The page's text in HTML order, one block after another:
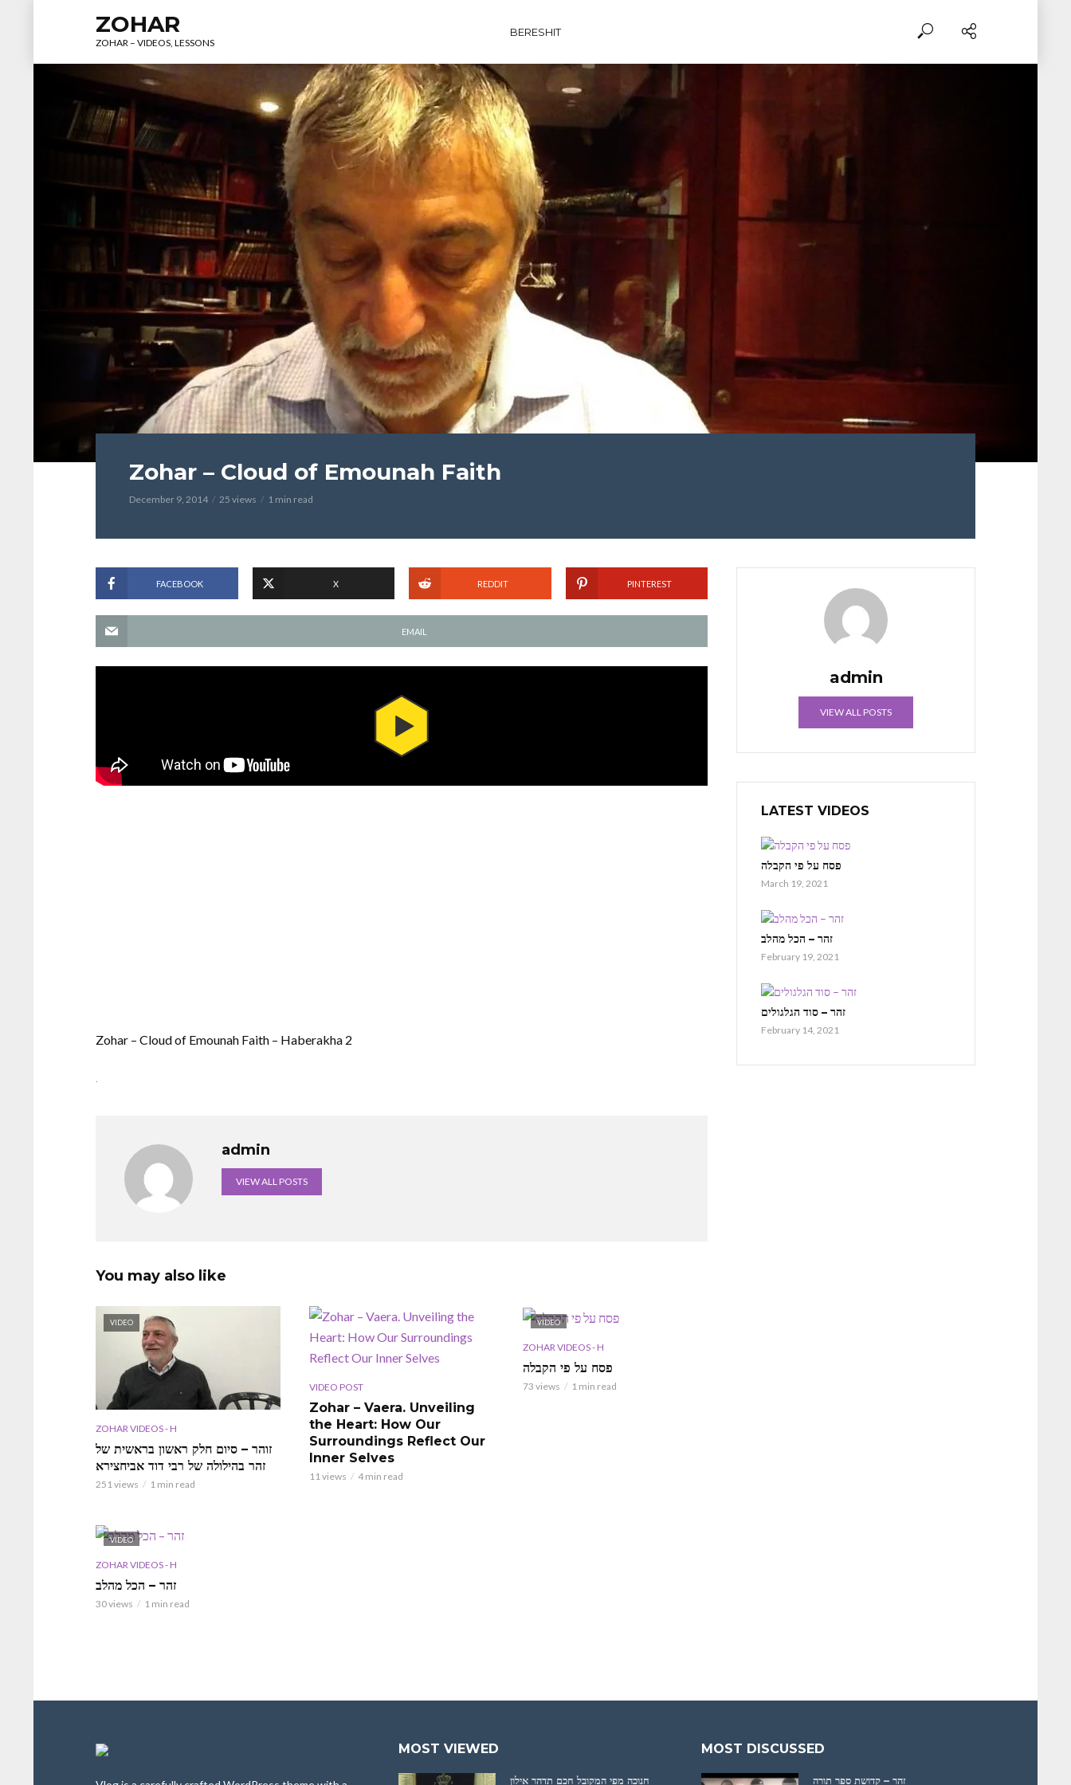
ZOHAR
ZOHAR – VIDEOS, LESSONS
BERESHIT
Zohar – Cloud of Emounah Faith
December 9, 2014 25 views 1 min read
FACEBOOK X REDDIT PINTEREST
EMAIL
Zohar – Cloud of Emounah Faith – Haberakha 2
.
admin
VIEW ALL POSTS
You may also like
VIDEO
ZOHAR VIDEOS - H
זוהר – סיום חלק ראשון בראשית של
זהר בהילולה של רבי דוד אביחצירא
251 views 1 min read
VIDEO POST
Zohar – Vaera. Unveiling
the Heart: How Our
Surroundings Reflect Our
Inner Selves
11 views 4 min read
VIDEO
ZOHAR VIDEOS - H
פסח על פי הקבלה
73 views 1 min read
VIDEO
ZOHAR VIDEOS - H
זהר – הכל מהלב
30 views 1 min read
admin
VIEW ALL POSTS
LATEST VIDEOS
פסח על פי הקבלה
March 19, 2021
זהר – הכל מהלב
February 19, 2021
זהר – סוד הגלגולים
February 14, 2021
MOST VIEWED
חנוכה מפי המקובל חכם תדהר אילון
MOST DISCUSSED
זהר – קדושת ספר תורה